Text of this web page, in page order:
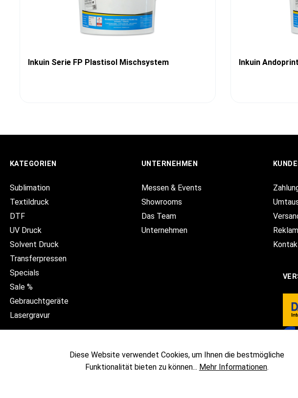
Inkuin Serie FP Plastisol Mischsystem Inkuin
KATEGORIEN
Sublimation
Textildruck
DTF
UV Druck
Solvent Druck
Transferpressen
Specials
Sale %
Gebrauchtgeräte
Lasergravur
UNTERNEHMEN
Messen & Events
Showrooms
Das Team
Unternehmen
Diese Website verwendet Cookies, um Ihnen die bestmögliche
Funktionalität bieten zu können... Mehr Informationen.